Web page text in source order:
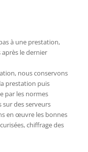
à une prestation,
le dernier
nous conservons
prestation puis
par les normes
des serveurs
en œuvre les bonnes
chiffrage des